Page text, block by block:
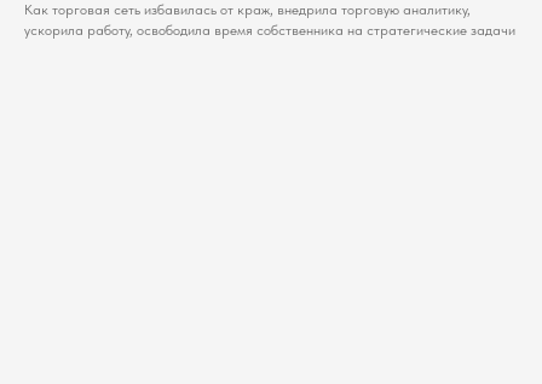
Как торговая сеть избавилась от краж, внедрила торговую аналитику,
ускорила работу, освободила время собственника на стратегические задачи